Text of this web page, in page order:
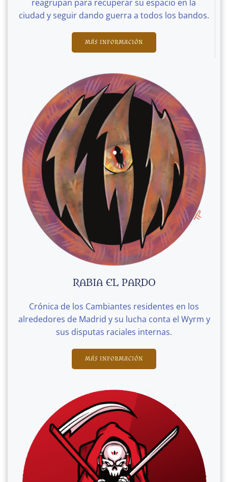
reagrupan para recuperar su espacio en la
ciudad y seguir dando guerra a todos los bandos.
MÁS INFORMACIÓN
RABIA EL PARDO
Crónica de los Cambiantes residentes en los
alrededores de Madrid y su lucha conta el Wyrm y
sus disputas raciales internas.
MÁS INFORMACIÓN